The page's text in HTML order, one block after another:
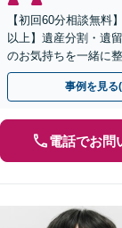
【初回60分相談無料
以上】遺産分割・遺
のお気持ちを一緒に
でスピード解決【出
事例を見る
電話でお問